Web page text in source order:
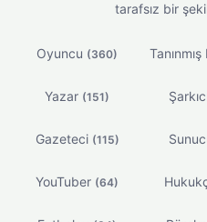
tarafsız bir
Oyuncu (360) Tanınmış
Yazar (151)
Gazeteci (115)
YouTuber (64)